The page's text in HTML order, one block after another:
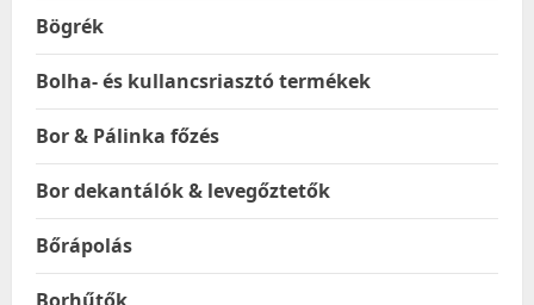
Bögrék
Bolha- és kullancsriasztó termékek
Bor & Pálinka főzés
Bor dekantálók & levegőztetők
Bőrápolás